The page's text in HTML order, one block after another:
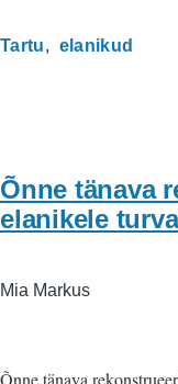
Tartu elanikud
Õnne tänava
elanikele
Mia Markus
Õnne tänava